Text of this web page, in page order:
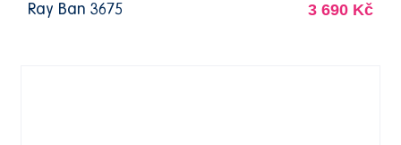
Ray Ban 3675 3 690 Kč